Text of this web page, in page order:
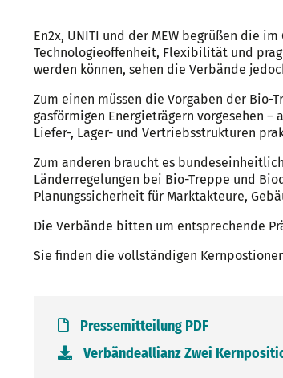
En2x, UNITI und der MEW begrüßen die
Technologieoffenheit, Flexibilität und
werden können, sehen die Verbände
Zum einen müssen die Vorgaben der
gasförmigen Energieträgern vorgesehen
Liefer-, Lager- und Vertriebsstrukturen
Zum anderen braucht es
Länderregelungen bei Bio-Treppe und
Planungssicherheit für Marktakteure,
Die Verbände bitten um entsprechende
Sie finden die vollständigen
Pressemitteilung PDF
Verbändeallianz Zwei